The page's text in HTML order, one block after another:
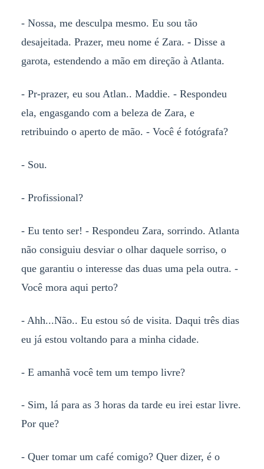
- Nossa, me desculpa mesmo. Eu sou tão
desajeitada. Prazer, meu nome é Zara. - Disse a
garota, estendendo a mão em direção à Atlanta.
- Pr-prazer, eu sou Atlan.. Maddie. - Respondeu
ela, engasgando com a beleza de Zara, e
retribuindo o aperto de mão. - Você é fotógrafa?
- Sou.
- Profissional?
- Eu tento ser! - Respondeu Zara, sorrindo. Atlanta
não consiguiu desviar o olhar daquele sorriso, o
que garantiu o interesse das duas uma pela outra. -
Você mora aqui perto?
- Ahh...Não.. Eu estou só de visita. Daqui três dias
eu já estou voltando para a minha cidade.
- E amanhã você tem um tempo livre?
- Sim, lá para as 3 horas da tarde eu irei estar livre.
Por que?
- Quer tomar um café comigo? Quer dizer, é o